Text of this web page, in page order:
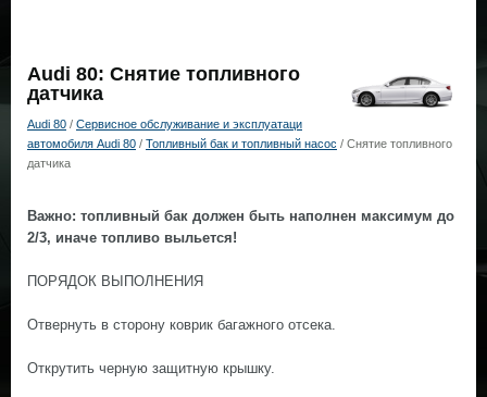
Audi 80: Снятие топливного
датчика
Audi 80 / Сервисное обслуживание и эксплуатаци
автомобиля Audi 80 / Топливный бак и топливный насос / Снятие топливного
датчика
Важно: топливный бак должен быть наполнен максимум до
2/3, иначе топливо выльется!
ПОРЯДОК ВЫПОЛНЕНИЯ
Отвернуть в сторону коврик багажного отсека.
Открутить черную защитную крышку.